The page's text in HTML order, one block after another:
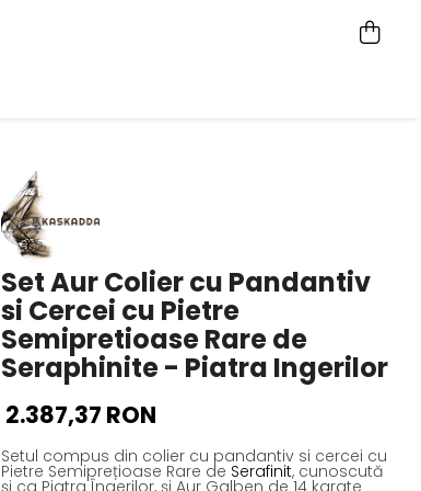
Set Aur Colier cu Pandantiv
si Cercei cu Pietre
Semipretioase Rare de
Seraphinite - Piatra Ingerilor
2.387,37 RON
Setul compus din colier cu pandantiv si cercei cu
Pietre Semiprețioase Rare de Serafinit, cunoscută